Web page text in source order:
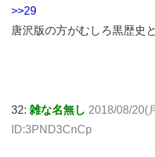
>>29
唐沢版の方がむしろ黒歴史
32: 雑な名無し 2018/08/20(
ID:3PND3CnCp